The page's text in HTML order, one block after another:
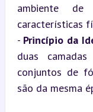
ambiente de
características
- Princípio da
duas
conjuntos de
são da mesma